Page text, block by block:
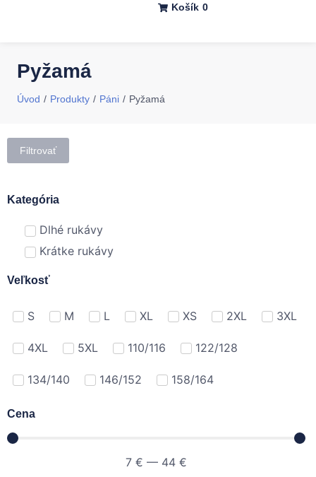
Košík 0
Pyžamá
Úvod / Produkty / Páni / Pyžamá
Filtrovať
Kategória
Dlhé rukávy
Krátke rukávy
Veľkosť
S M L XL XS 2XL 3XL
4XL 5XL 110/116 122/128
134/140 146/152 158/164
Cena
7 € — 44 €